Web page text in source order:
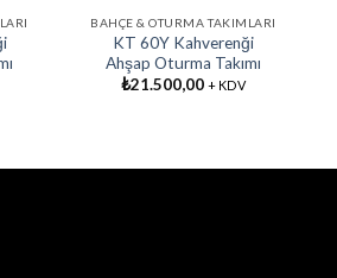
BAHÇE & OTURMA TAKIMLARI
KT 60Y Kahverenği
Ahşap Oturma Takımı
₺21.500,00 + KDV